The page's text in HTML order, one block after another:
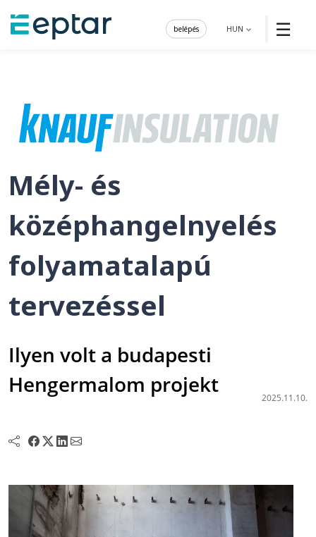
☰
HUN
belépés
Mély- és
középhangelnyelés
folyamatalapú
tervezéssel
Ilyen volt a budapesti
Hengermalom projekt
2025.11.10.